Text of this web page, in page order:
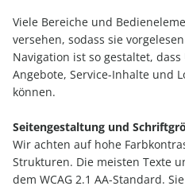
Viele Bereiche und
versehen, sodass sie
Navigation ist so gestaltet,
Angebote, Service-Inhalte und
können.
Seitengestaltung und
Wir achten auf hohe
Strukturen. Die meisten Texte
dem WCAG 2.1 AA-Standard.